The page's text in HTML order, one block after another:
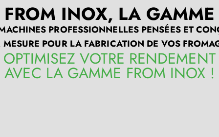
FROM INOX, LA GAMME
PROFESSIONNELLES PENSÉES ET
MESURE POUR LA FABRICATION DE VOS
OPTIMISEZ VOTRE RENDEMENT
AVEC LA GAMME FROM INOX !